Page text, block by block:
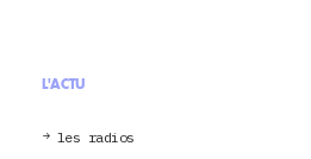
L'ACTU
les radios